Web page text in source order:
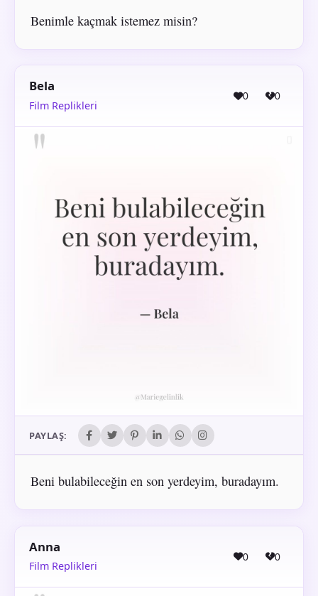
Benimle kaçmak istemez misin?
Bela
Film Replikleri
0 0
PAYLAŞ:
Beni bulabileceğin en son yerdeyim, buradayım.
Anna
Film Replikleri
0 0